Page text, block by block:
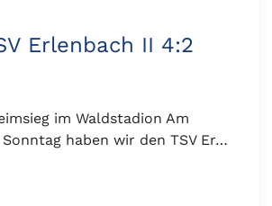
Erlenbach II 4:2
im Waldstadion Am
haben wir den TSV Er…